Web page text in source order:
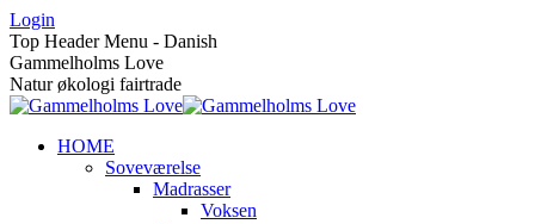
Skip
to
content
Login
Top Header Menu - Danish
Gammelholms Love
Natur økologi fairtrade
HOME
Soveværelse
Madrasser
Voksen